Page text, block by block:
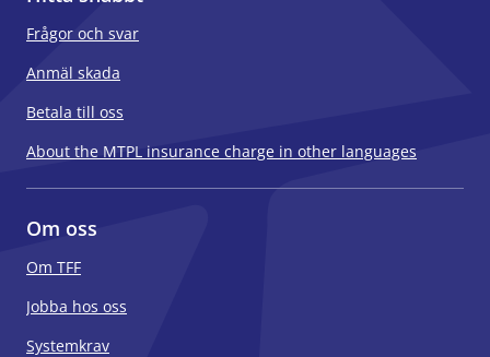
Frågor och svar
Anmäl skada
Betala till oss
About the MTPL insurance charge in other languages
Om oss
Om TFF
Jobba hos oss
Systemkrav